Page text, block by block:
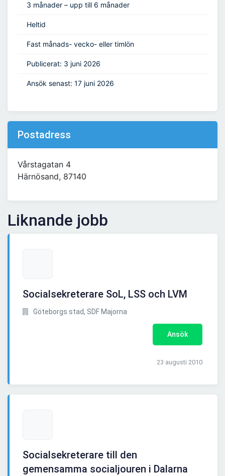
3 månader – upp till 6 månader
Heltid
Fast månads- vecko- eller timlön
Publicerat: 3 juni 2026
Ansök senast: 17 juni 2026
Postadress
Vårstagatan 4
Härnösand, 87140
Liknande jobb
Socialsekreterare SoL, LSS och LVM
Göteborgs stad, SDF Majorna
Ansök
23 augusti 2010
Socialsekreterare till den
gemensamma socialjouren i Dalarna